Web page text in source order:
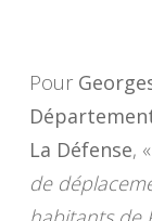
Pour
La Défense, «
de